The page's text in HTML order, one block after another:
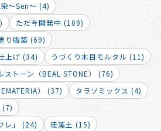
染～Sen～ (4)
ただ今開発中 (109)
り版築 (69)
上げ (34)
うづくり木目モルタル (11)
ストーン（BEAL STONE） (76)
） (37)
タラソミックス (4)
(7)
レ」 (24)
珪藻土 (15)